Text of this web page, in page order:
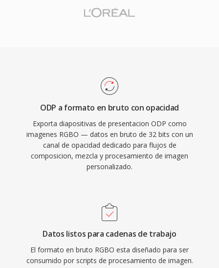
ODP a formato en bruto con opacidad
Exporta diapositivas de presentacion ODP como
imagenes RGBO — datos en bruto de 32 bits con un
canal de opacidad dedicado para flujos de
composicion, mezcla y procesamiento de imagen
personalizado.
Datos listos para cadenas de trabajo
El formato en bruto RGBO esta diseñado para ser
consumido por scripts de procesamiento de imagen.